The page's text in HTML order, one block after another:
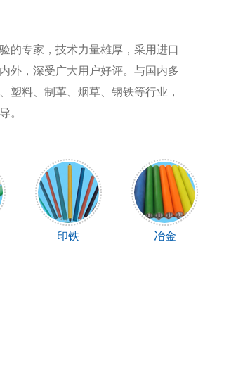
的专家，技术力量雄厚，采用进口
外，深受广大用户好评。与国内多
塑料、制革、烟草、钢铁等行业，
。
印铁 冶金